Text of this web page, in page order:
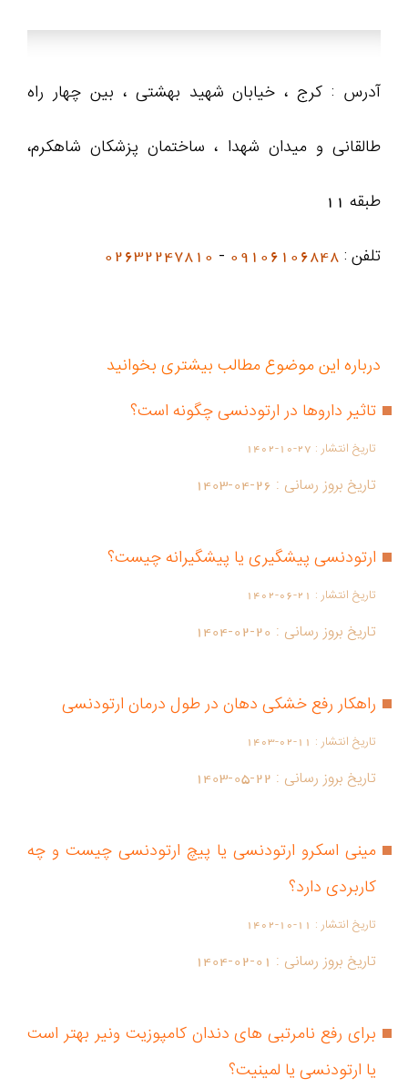
آدرس : کرج ، خیابان شهید بهشتی ، بین چهار راه
طالقانی و میدان شهدا ، ساختمان پزشکان شاهکرم،
طبقه 11
تلفن : 09106106848
-
02632247810
درباره این موضوع مطالب بیشتری بخوانید
تاثیر داروها در ارتودنسی چگونه است؟
تاریخ انتشار : 1402-10-27
تاریخ بروز رسانی : 1403-04-26
ارتودنسی پیشگیری یا پیشگیرانه چیست؟
تاریخ انتشار : 1402-06-21
تاریخ بروز رسانی : 1404-02-20
راهکار رفع خشکی دهان در طول درمان ارتودنسی
تاریخ انتشار : 1403-02-11
تاریخ بروز رسانی : 1403-05-22
مینی اسکرو ارتودنسی یا پیچ ارتودنسی چیست و چه
کاربردی دارد؟
تاریخ انتشار : 1402-10-11
تاریخ بروز رسانی : 1404-02-01
برای رفع نامرتبی های دندان کامپوزیت ونیر بهتر است
یا ارتودنسی یا لمینیت؟